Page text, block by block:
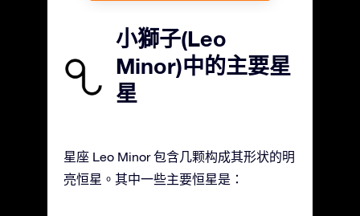
小獅子(Leo
Minor)中的主要星
星
星座 Leo Minor 包含几颗构成其形状的明
亮恒星。其中一些主要恒星是：